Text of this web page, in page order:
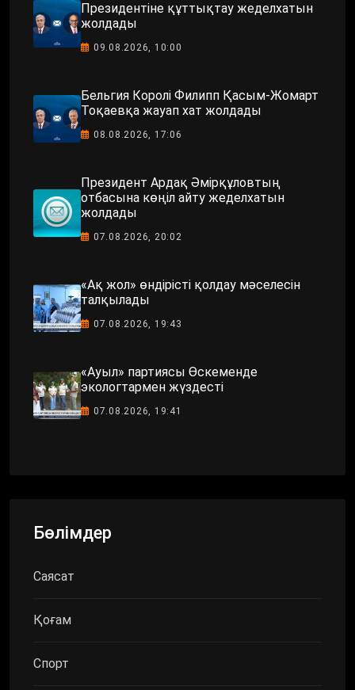
Президентіне құттықтау жеделхатын
жолдады
09.08.2026, 10:00
Бельгия Королі Филипп Қасым-Жомарт
Тоқаевқа жауап хат жолдады
08.08.2026, 17:06
Президент Ардақ Әмірқұловтың
отбасына көңіл айту жеделхатын
жолдады
07.08.2026, 20:02
«Ақ жол» өндірісті қолдау мәселесін
талқылады
07.08.2026, 19:43
«Ауыл» партиясы Өскеменде
экологтармен жүздесті
07.08.2026, 19:41
Бөлімдер
Саясат
Қоғам
Спорт